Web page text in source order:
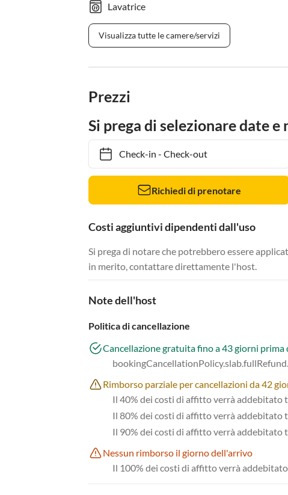
Lavatrice
Visualizza tutte le camere/servizi
Prezzi
Si prega di selezionare date
Check-in- Check-out
Richiedi di prenotare
Costi aggiuntivi dipendenti dall'uso
Si prega di notare che potrebbero essere
in merito, contattare direttamente l'host.
Note dell'host
Politica di cancellazione
Cancellazione gratuita fino a 43 giorni
Rimborso parziale per cancellazioni da 42
Il 40% dei costi di affitto verrà addebitato
Il 80% dei costi di affitto verrà addebitato
Il 90% dei costi di affitto verrà addebitato
Nessun rimborso il giorno dell'arrivo
Il 100% dei costi di affitto verrà